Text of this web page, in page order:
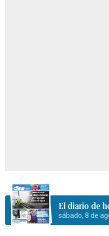
El diario de
sábado, 8 de